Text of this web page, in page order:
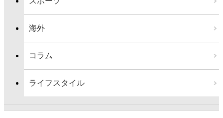
海外
コラム
ライフスタイル